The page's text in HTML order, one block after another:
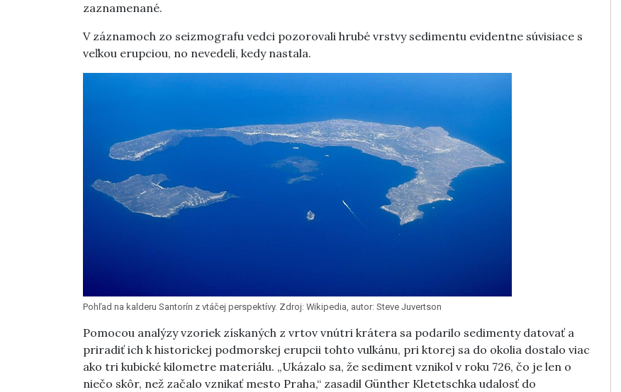
zaznamenané.
V záznamoch zo seizmografu vedci pozorovali hrubé vrstvy sedimentu evidentne súvisiace s
veľkou erupciou, no nevedeli, kedy nastala.
Pohľad na kalderu Santorín z vtáčej perspektívy. Zdroj: Wikipedia, autor: Steve Juvertson
Pomocou analýzy vzoriek získaných z vrtov vnútri krátera sa podarilo sedimenty datovať a
priradiť ich k historickej podmorskej erupcii tohto vulkánu, pri ktorej sa do okolia dostalo viac
ako tri kubické kilometre materiálu. „Ukázalo sa, že sediment vznikol v roku 726, čo je len o
niečo skôr, než začalo vznikať mesto Praha,“ zasadil Günther Kletetschka udalosť do